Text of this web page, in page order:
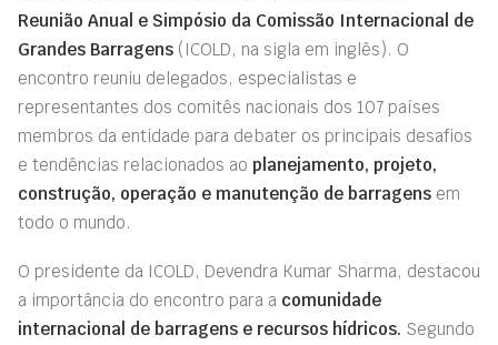
Reunião Anual e Simpósio da Comissão Internacional de
Grandes Barragens (ICOLD, na sigla em inglês). O
encontro reuniu delegados, especialistas e
representantes dos comitês nacionais dos 107 países
membros da entidade para debater os principais desafios
e tendências relacionados ao planejamento, projeto,
construção, operação e manutenção de barragens em
todo o mundo.
O presidente da ICOLD, Devendra Kumar Sharma, destacou
a importância do encontro para a comunidade
internacional de barragens e recursos hídricos. Segundo